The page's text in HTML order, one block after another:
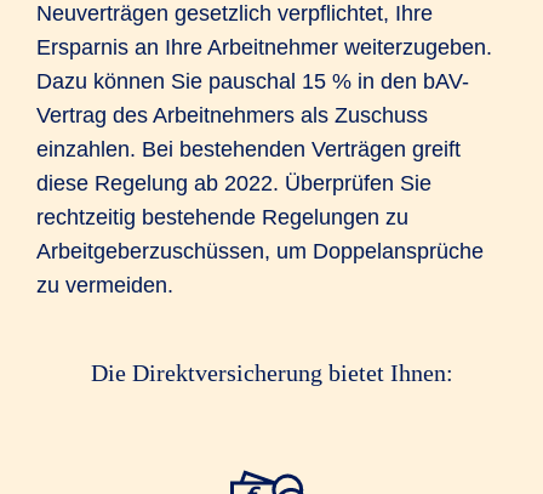
Neuverträgen gesetzlich verpflichtet, Ihre
Ersparnis an Ihre Arbeitnehmer weiterzugeben.
Dazu können Sie pauschal 15 % in den bAV-
Vertrag des Arbeitnehmers als Zuschuss
einzahlen. Bei bestehenden Verträgen greift
diese Regelung ab 2022. Überprüfen Sie
rechtzeitig bestehende Regelungen zu
Arbeitgeberzuschüssen, um Doppelansprüche
zu vermeiden.
Die Direktversicherung bietet Ihnen: